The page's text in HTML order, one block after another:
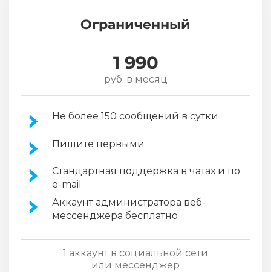
Ограниченный
1 990
руб. в месяц
Не более 150 сообщений в сутки
Пишите первыми
Стандартная поддержка в чатах и по
e-mail
Аккаунт администратора веб-
мессенджера бесплатно
1 аккаунт в социальной сети
или мессенджер